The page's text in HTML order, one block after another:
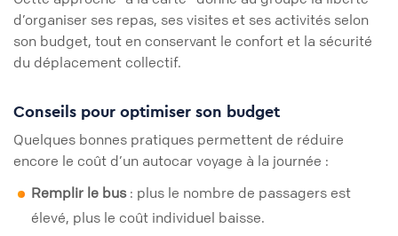
d’organiser ses repas, ses visites et ses activités selon
son budget, tout en conservant le confort et la sécurité
du déplacement collectif.
Conseils pour optimiser son budget
Quelques bonnes pratiques permettent de réduire
encore le coût d’un autocar voyage à la journée :
Remplir le bus: plus le nombre de passagers est
élevé, plus le coût individuel baisse.